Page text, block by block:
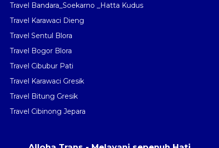
Travel Bandara_Soekarno _Hatta Kudus
Travel Karawaci Dieng
Travel Sentul Blora
Travel Bogor Blora
Travel Cibubur Pati
Travel Karawaci Gresik
Travel Bitung Gresik
Travel Cibinong Jepara